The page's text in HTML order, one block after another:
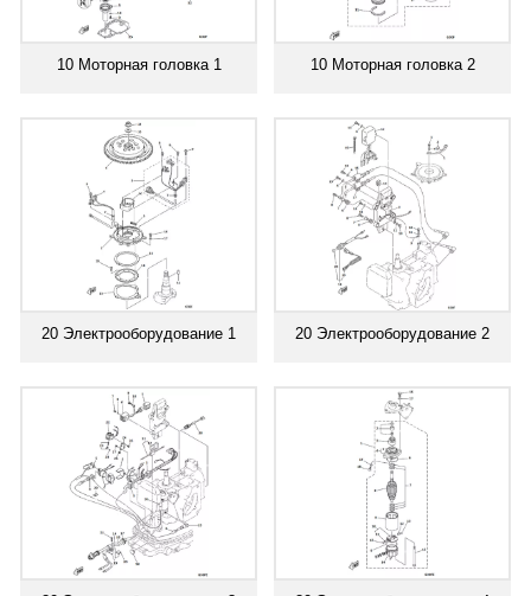
10 Моторная головка 1 10 Моторная головка 2
20 Электрооборудование 1 20 Электрооборудование 2